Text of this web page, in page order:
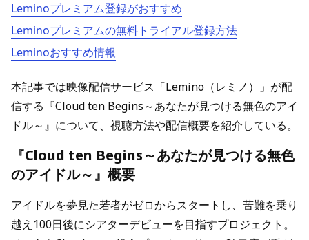
Leminoプレミアム登録がおすすめ
Leminoプレミアムの無料トライアル登録方法
Leminoおすすめ情報
本記事では映像配信サービス「Lemino（レミノ）」が配
信する『Cloud ten Begins～あなたが見つける無色のアイ
ドル～』について、視聴方法や配信概要を紹介している。
『Cloud ten Begins～あなたが見つける無色
のアイドル～』概要
アイドルを夢見た若者がゼロからスタートし、苦難を乗り
越え100日後にシアターデビューを目指すプロジェクト。